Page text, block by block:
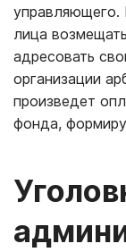
управляющего.
лица
адресовать
организации
произведет
фонда,